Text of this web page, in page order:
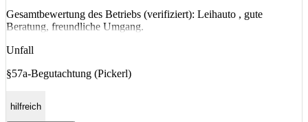
Gesamtbewertung des Betriebs (verifiziert): Leihauto , gute
Beratung, freundliche Umgang.
Unfall
§57a-Begutachtung (Pickerl)
hilfreich